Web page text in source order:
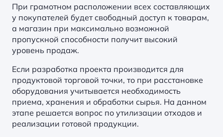
При грамотном расположении всех составляющих
у покупателей будет свободный доступ к товарам,
а магазин при максимально возможной
пропускной способности получит высокий
уровень продаж.
Если разработка проекта производится для
продуктовой торговой точки, то при расстановке
оборудования учитывается необходимость
приема, хранения и обработки сырья. На данном
этапе решается вопрос по утилизации отходов и
реализации готовой продукции.